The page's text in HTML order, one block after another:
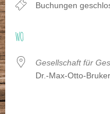
Buchungen
WO
Gesellschaft für
Dr.-Max-Otto-